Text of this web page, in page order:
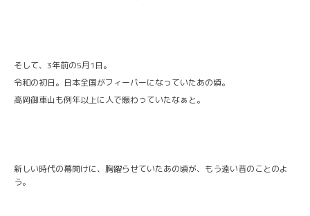
そして、3年前の5月1日。
令和の初日。日本全国がフィーバーになっていたあの頃。
高岡御車山も例年以上に人で賑わっていたなぁと。
新しい時代の幕開けに、胸躍らせていたあの頃が、もう遠い昔のことのよ
う。